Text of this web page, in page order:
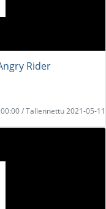
Rider
/ Tallennettu 2021-05-11